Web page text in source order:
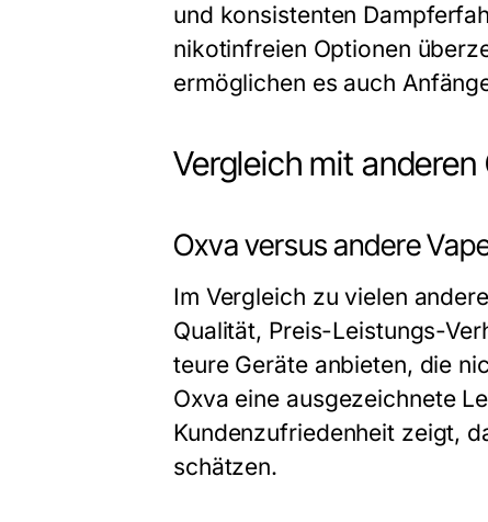
und konsistenten
nikotinfreien Optionen
ermöglichen es auch
Vergleich mit anderen
Oxva versus andere
Im Vergleich zu vielen
Qualität, Preis-Leistungs-
teure Geräte anbieten, die
Oxva eine ausgezeichnete
Kundenzufriedenheit zeigt,
schätzen.